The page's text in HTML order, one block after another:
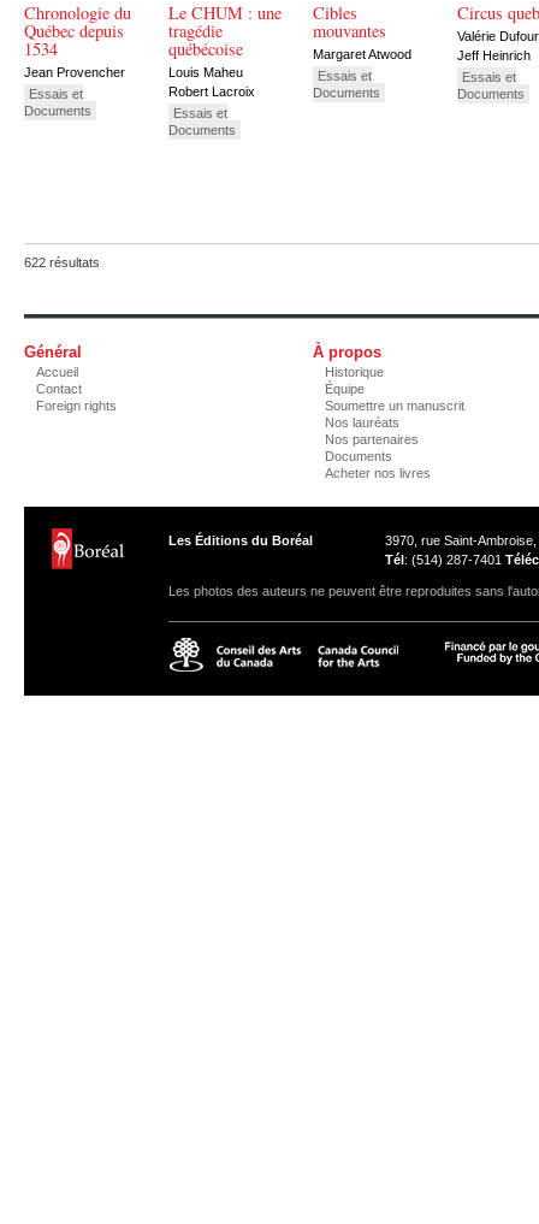
Chronologie du
Québec depuis
1534
Jean Provencher
Essais et
Documents
Le CHUM : une
tragédie
québécoise
Louis Maheu
Robert Lacroix
Essais et
Documents
Cibles
mouvantes
Margaret Atwood
Essais et
Documents
Circus
Valérie Dufour
Jeff Heinrich
Essais et
Documents
622 résultats
Général
Accueil
Contact
Foreign rights
À propos
Historique
Équipe
Soumettre un manuscrit
Nos lauréats
Nos partenaires
Documents
Acheter nos livres
Les Éditions du Boréal
3970, rue Saint-
Tél: (514) 287-7401 Téléc
Les photos des auteurs ne peuvent être reproduites sans